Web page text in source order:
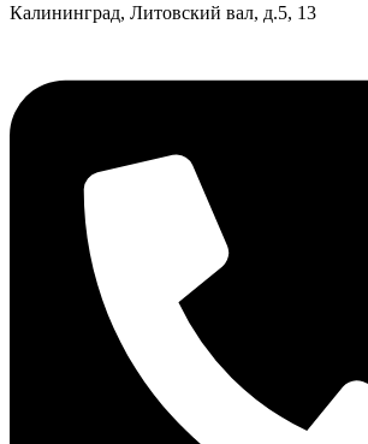
Калининград, Литовский вал, д.5, 13